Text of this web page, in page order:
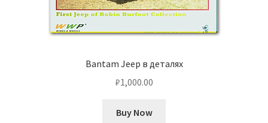
Bantam Jeep в деталях
₽1,000.00
Buy Now